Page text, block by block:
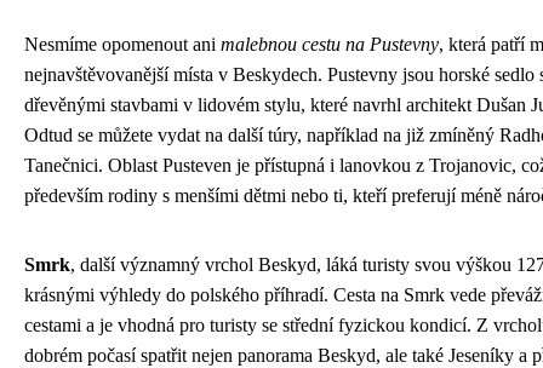
Nesmíme opomenout ani malebnou cestu na Pustevny, která patří
nejnavštěvovanější místa v Beskydech. Pustevny jsou horské sedlo
dřevěnými stavbami v lidovém stylu, které navrhl architekt Dušan
Odtud se můžete vydat na další túry, například na již zmíněný
Tanečnici. Oblast Pusteven je přístupná i lanovkou z Trojanovic,
především rodiny s menšími dětmi nebo ti, kteří preferují méně
Smrk, další významný vrchol Beskyd, láká turisty svou výškou
krásnými výhledy do polského příhradí. Cesta na Smrk vede
cestami a je vhodná pro turisty se střední fyzickou kondicí. Z
dobrém počasí spatřit nejen panorama Beskyd, ale také Jeseníky a